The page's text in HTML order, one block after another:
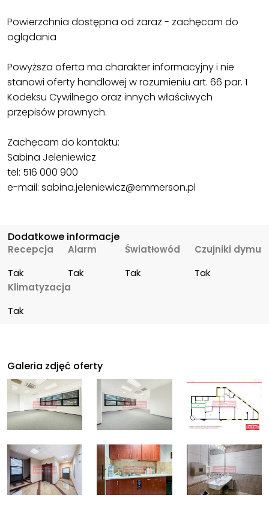
Powierzchnia dostępna od zaraz - zachęcam do
oglądania
Powyższa oferta ma charakter informacyjny i nie
stanowi oferty handlowej w rozumieniu art. 66 par. 1
Kodeksu Cywilnego oraz innych właściwych
przepisów prawnych.
Zachęcam do kontaktu:
Sabina Jeleniewicz
tel: 516 000 900
e-mail: sabina.jeleniewicz@emmerson.pl
Dodatkowe informacje
Recepcja
Tak
Alarm
Tak
Światłowód
Tak
Czujniki dymu
Tak
Klimatyzacja
Tak
Galeria zdjęć oferty